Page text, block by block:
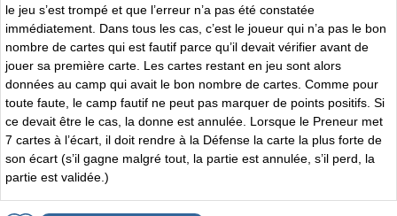
le jeu s’est trompé et que l’erreur n’a pas été constatée
immédiatement. Dans tous les cas, c’est le joueur qui n’a pas le bon
nombre de cartes qui est fautif parce qu’il devait vérifier avant de
jouer sa première carte. Les cartes restant en jeu sont alors
données au camp qui avait le bon nombre de cartes. Comme pour
toute faute, le camp fautif ne peut pas marquer de points positifs. Si
ce devait être le cas, la donne est annulée. Lorsque le Preneur met
7 cartes à l’écart, il doit rendre à la Défense la carte la plus forte de
son écart (s’il gagne malgré tout, la partie est annulée, s’il perd, la
partie est validée.)